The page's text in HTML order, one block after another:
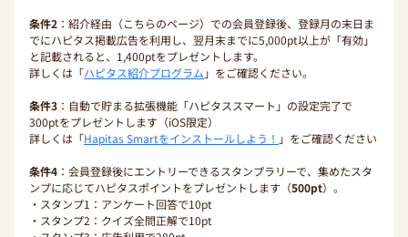
条件2 ：紹介経由（こちらのページ）での会員登録後、登録月の末日ま
でにハピタス掲載広告を利用し、翌月末までに5,000pt以上が「有効」
と記載されると、1,400ptをプレゼントします。
詳しくは「ハピタス紹介プログラム 」をご確認ください。
条件3 ：自動で貯まる拡張機能「ハピタススマート」の設定完了で
300ptをプレゼントします（iOS限定）
詳しくは「Hapitas Smartをインストールしよう！ 」をご確認ください
条件4 ：会員登録後にエントリーできるスタンプラリーで、集めたスタ
ンプに応じてハピタスポイントをプレゼントします（500pt）。
・スタンプ1：アンケート回答で10pt
・スタンプ2：クイズ全問正解で10pt